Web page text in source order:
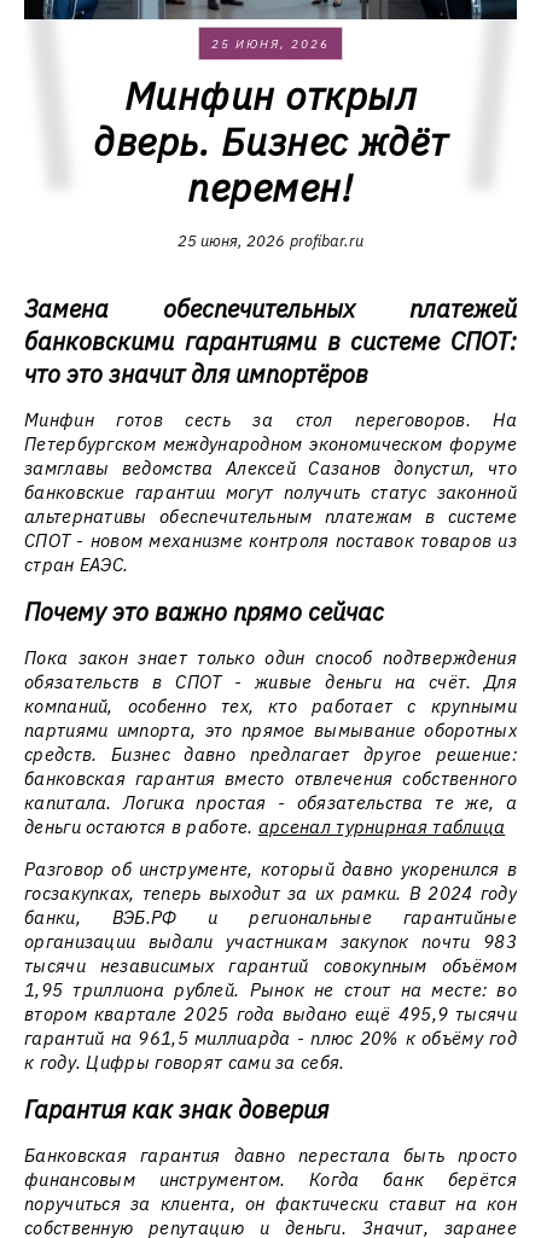
25 ИЮНЯ, 2026
Минфин открыл
дверь. Бизнес ждёт
перемен!
25 июня, 2026 profibar.ru
Замена обеспечительных платежей
банковскими гарантиями в системе СПОТ:
что это значит для импортёров
Минфин готов сесть за стол переговоров. На
Петербургском международном экономическом форуме
замглавы ведомства Алексей Сазанов допустил, что
банковские гарантии могут получить статус законной
альтернативы обеспечительным платежам в системе
СПОТ - новом механизме контроля поставок товаров из
стран ЕАЭС.
Почему это важно прямо сейчас
Пока закон знает только один способ подтверждения
обязательств в СПОТ - живые деньги на счёт. Для
компаний, особенно тех, кто работает с крупными
партиями импорта, это прямое вымывание оборотных
средств. Бизнес давно предлагает другое решение:
банковская гарантия вместо отвлечения собственного
капитала. Логика простая - обязательства те же, а
деньги остаются в работе. арсенал турнирная таблица
Разговор об инструменте, который давно укоренился в
госзакупках, теперь выходит за их рамки. В 2024 году
банки, ВЭБ.РФ и региональные гарантийные
организации выдали участникам закупок почти 983
тысячи независимых гарантий совокупным объёмом
1,95 триллиона рублей. Рынок не стоит на месте: во
втором квартале 2025 года выдано ещё 495,9 тысячи
гарантий на 961,5 миллиарда - плюс 20% к объёму год
к году. Цифры говорят сами за себя.
Гарантия как знак доверия
Банковская гарантия давно перестала быть просто
финансовым инструментом. Когда банк берётся
поручиться за клиента, он фактически ставит на кон
собственную репутацию и деньги. Значит, заранее